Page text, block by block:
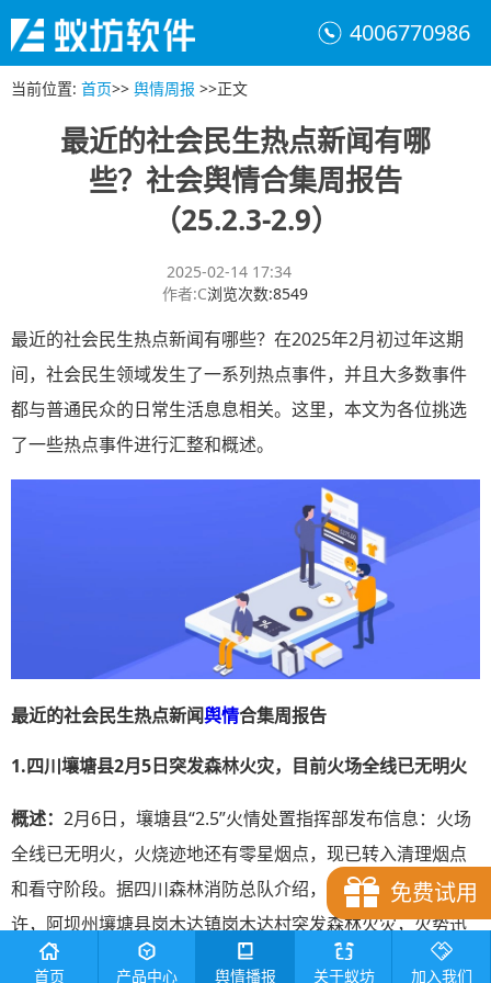
4006770986
当前位置: 首页>> 舆情周报 >>正文
最近的社会民生热点新闻有哪
些？社会舆情合集周报告
（25.2.3-2.9）
2025-02-14 17:34
作者:C浏览次数:8549
最近的社会民生热点新闻有哪些？在2025年2月初过年这期
间，社会民生领域发生了一系列热点事件，并且大多数事件
都与普通民众的日常生活息息相关。这里，本文为各位挑选
了一些热点事件进行汇整和概述。
最近的社会民生热点新闻舆情合集周报告
1.四川壤塘县2月5日突发森林火灾，目前火场全线已无明火
概述： 2月6日，壤塘县“2.5”火情处置指挥部发布信息：火场
全线已无明火，火烧迹地还有零星烟点，现已转入清理烟点
和看守阶段。据四川森林消防总队介绍，2025年2月5日16时
许，阿坝州壤塘县岗木达镇岗木达村突发森林火灾，火势迅
速蔓延，对主城区及周边多个村庄构成威胁。
免费试用
首页 产品中心 舆情播报 关于蚁坊 加入我们